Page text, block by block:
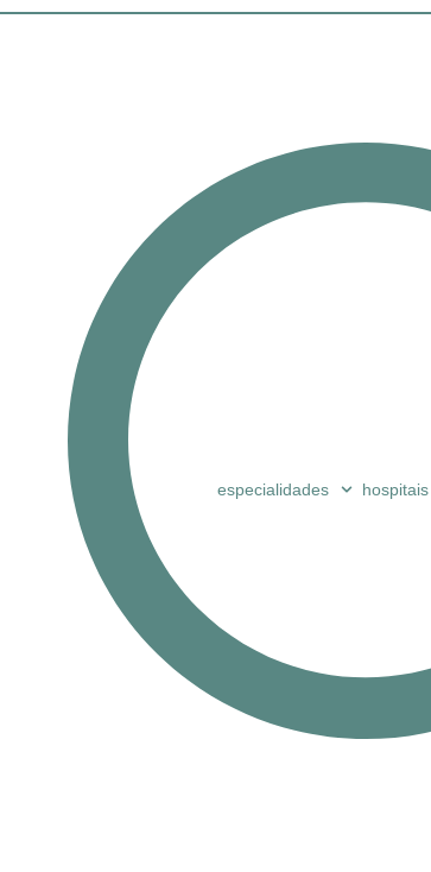
especialidades hospitais